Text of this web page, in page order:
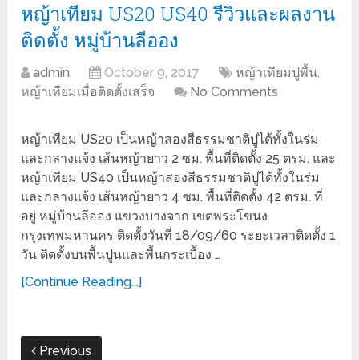
หญ้าเทียม US20 US40 รีวิวและผลงาน
ติดตั้ง หมู่บ้านลีออง
admin October 9, 2017 หญ้าเทียมปูพื้น,
หญ้าเทียมเมื่อติดตั้งเสร็จ
No Comments
หญ้าเทียม US20 เป็นหญ้าสองสีธรรมชาติปูได้ทั้งในร่ม
และกลางแจ้ง เส้นหญ้ายาว 2 ซม. พื้นที่ติดตั้ง 25 ตรม. และ
หญ้าเทียม US40 เป็นหญ้าสองสีธรรมชาติปูได้ทั้งในร่ม
และกลางแจ้ง เส้นหญ้ายาว 4 ซม. พื้นที่ติดตั้ง 42 ตรม. ที่
อยู่ หมู่บ้านลีออง แขวงบางจาก เขตพระโขนง
กรุงเทพมหานคร ติดตั้งวันที่ 18/09/60 ระยะเวลาติดตั้ง 1
วัน ติดตั้งบนพื้นปูนและพื้นกระเบื้อง …
[Continue Reading...]
Previous